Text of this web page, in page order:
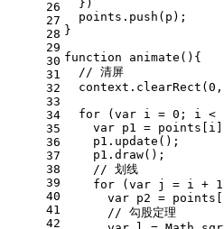
26
27
28
29
30
31
32
33
34
35
36
37
38
39
40
41
42
  })
  points.
push (p);
}
function
animate ( ){
// 清屏
  context.
clearRect (0 ,
for (var i = 0 ; i <
var p1 =
    p1.
update ();
    p1.
draw();
// 划线
for (var j = i + 1
var p2 =
// 勾股定理